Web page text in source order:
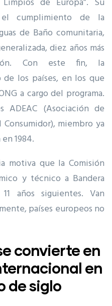
cumplimiento de la
de Baño comunitaria,
diez años más
Con este fin, la
de los países, en los que
a cargo del programa.
ADEAC (Asociación de
miembro ya
1984.
motiva que la Comisión
y técnico a Bandera
años siguientes. Van
países europeos no
convierte en
en
de siglo